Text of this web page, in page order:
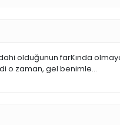
olduğunun farKında
o zaman, gel benimle...